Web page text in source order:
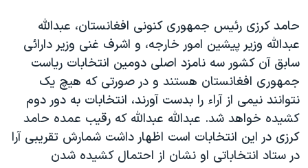
حامد کرزی رئيس جمهوری کنونی افغانستان، عبدالله
عبدالله وزير پيشين امور خارجه، و اشرف غنی وزير دارائی
سابق آن کشور سه نامزد اصلی دومين انتخابات رياست
جمهوری افغانستان هستند و در صورتی که هيچ يک
نتوانند نيمی از آراء را بدست آورند، انتخابات به دور دوم
کشيده خواهد شد. عبدالله عبدالله که رقيب عمده حامد
کرزی در اين انتخابات است اظهار داشت شمارش تقريبی آرا
در ستاد انتخاباتی او نشان از احتمال کشيده شدن